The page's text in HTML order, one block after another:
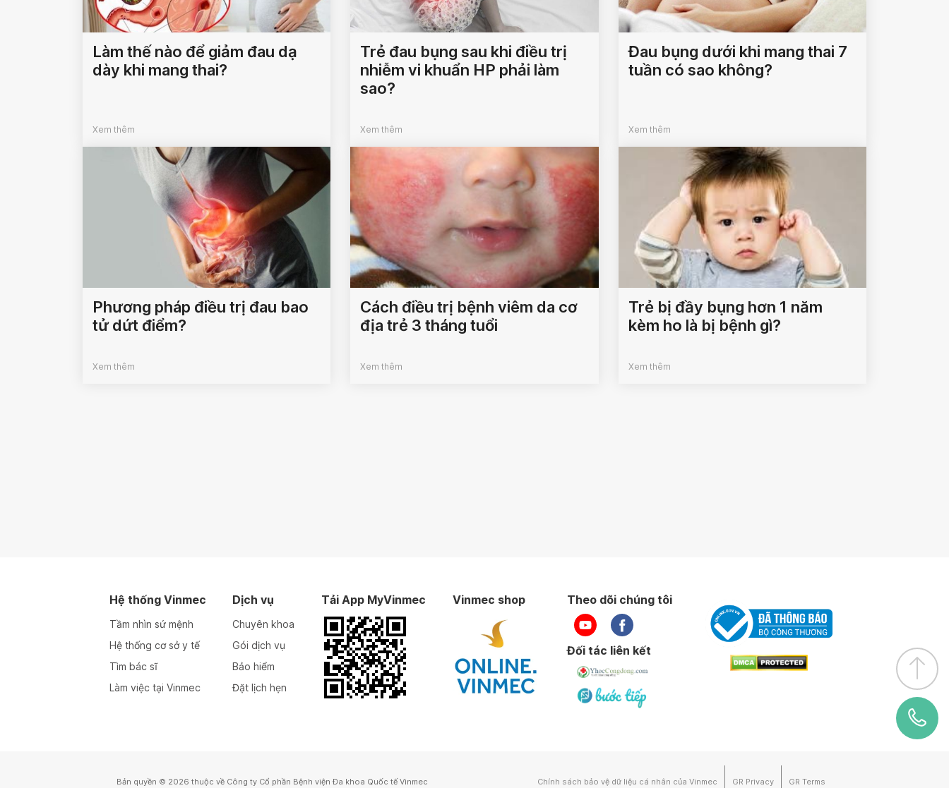
Làm thế nào để giảm đau dạ
dày khi mang thai?
Xem thêm
Trẻ đau bụng sau khi điều trị
nhiễm vi khuẩn HP phải làm
sao?
Xem thêm
Đau bụng dưới khi mang thai 7
tuần có sao không?
Xem thêm
Phương pháp điều trị đau bao
tử dứt điểm?
Xem thêm
Cách điều trị bệnh viêm da cơ
địa trẻ 3 tháng tuổi
Xem thêm
Trẻ bị đầy bụng hơn 1 năm
kèm ho là bị bệnh gì?
Xem thêm
Hệ thống Vinmec
Tầm nhìn sứ mệnh
Hệ thống cơ sở y tế
Tìm bác sĩ
Làm việc tại Vinmec
Dịch vụ
Chuyên khoa
Gói dịch vụ
Bảo hiểm
Đặt lịch hẹn
Tải App MyVinmec Vinmec shop Theo dõi chúng tôi
Đối tác liên kết
Bản quyền © 2026 thuộc về Công ty Cổ phần Bệnh viện Đa khoa Quốc tế Vinmec Chính sách bảo vệ dữ liệu cá nhân của Vinmec GR Privacy GR Terms